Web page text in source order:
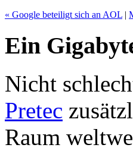
« Google beteiligt sich an AOL |
Ein
Nicht
Pretec
Raum